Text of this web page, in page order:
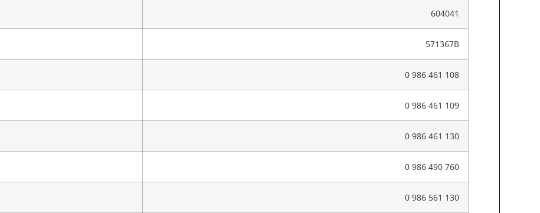
604041
571367B
0 986 461 108
0 986 461 109
0 986 461 130
0 986 490 760
0 986 561 130